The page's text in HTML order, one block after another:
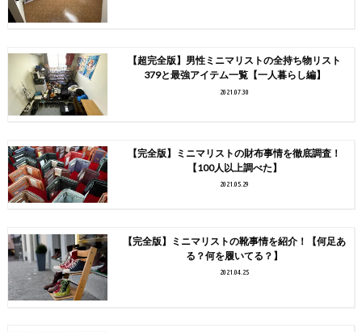
【超完全版】男性ミニマリストの全持ち物リスト
379と最強アイテム一覧【一人暮らし編】
2021.07.30
【完全版】ミニマリストの財布事情を徹底調査！
【100人以上調べた】
2021.05.29
【完全版】ミニマリストの靴事情を紹介！【何足あ
る？何を履いてる？】
2021.04.25